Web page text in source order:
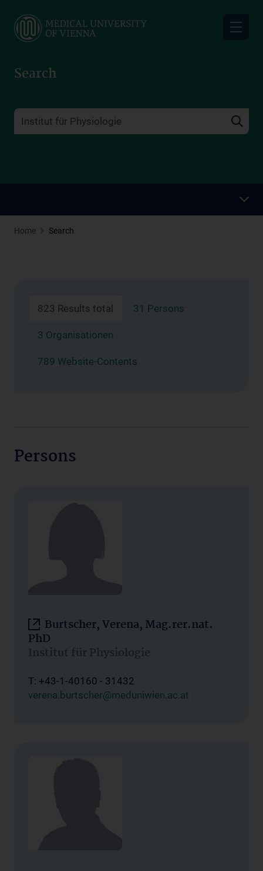
main
Search
Home Search
823 Results total 31 Persons
3 Organisationen
789 Website-Contents
Persons
Burtscher, Verena, Mag.rer.nat.
PhD
Institut für Physiologie
T: +43-1-40160 - 31432
verena.burtscher@meduniwien.ac.at